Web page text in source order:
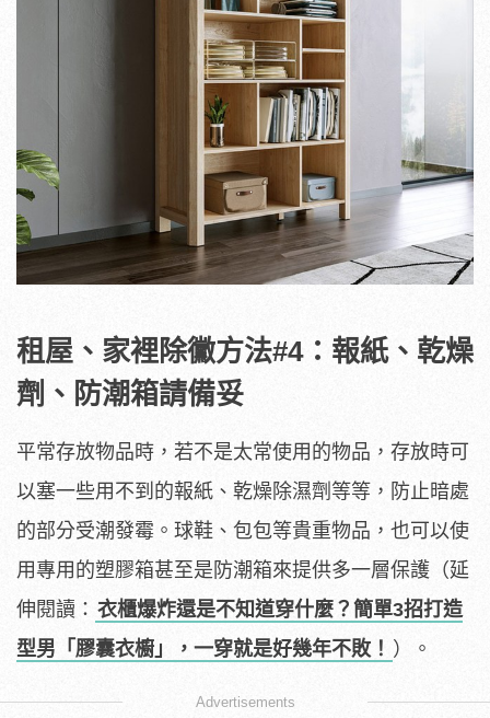
租屋、家裡除黴方法#4：報紙、乾燥
劑、防潮箱請備妥
平常存放物品時，若不是太常使用的物品，存放時可
以塞一些用不到的報紙、乾燥除濕劑等等，防止暗處
的部分受潮發霉。球鞋、包包等貴重物品，也可以使
用專用的塑膠箱甚至是防潮箱來提供多一層保護（延
伸閱讀： 衣櫃爆炸還是不知道穿什麼？簡單3招打造
型男「膠囊衣櫥」，一穿就是好幾年不敗！ ）。
Advertisements